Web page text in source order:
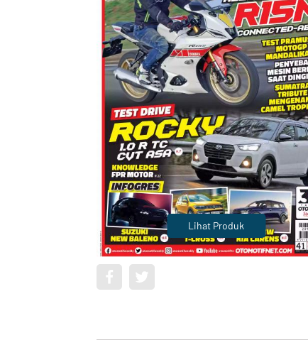
Lihat Produk